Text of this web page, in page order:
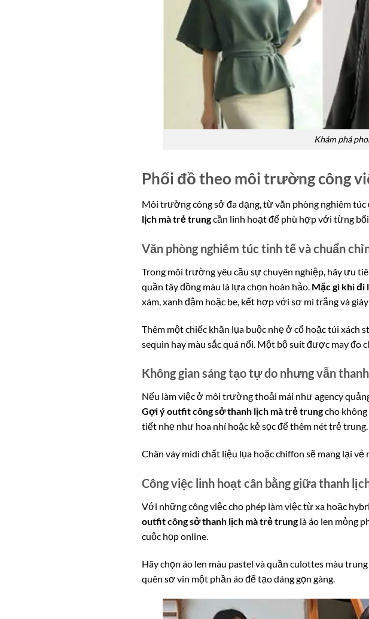
Khám phá
Phối đồ theo môi trường công
Môi trường công sở đa dạng, từ văn phòng nghiêm túc
lịch mà trẻ trungcần linh hoạt để phù hợp với từng
Văn phòng nghiêm túc tinh tế và chuẩn
Trong môi trường yêu cầu sự chuyên nghiệp, hãy ưu
quần tây đồng màu là lựa chọn hoàn hảo. Mặc gì khi đi
xám, xanh đậm hoặc be, kết hợp với sơ mi trắng và giày
Thêm một chiếc khăn lụa buộc nhẹ ở cổ hoặc túi xách
sequin hay màu sắc quá nổi. Một bộ suit được may đo
Không gian sáng tạo tự do nhưng vẫn
Nếu làm việc ở môi trường thoải mái như agency
Gợi ý outfit công sở thanh lịch mà trẻ trungcho không
tiết nhẹ như hoa nhí hoặc kẻ sọc để thêm nét trẻ trung.
Chân váy midi chất liệu lụa hoặc chiffon sẽ mang lại
Công việc linh hoạt cân bằng giữa thanh
Với những công việc cho phép làm việc từ xa hoặc
outfit công sở thanh lịch mà trẻ trunglà áo len mỏng
cuộc họp online.
Hãy chọn áo len màu pastel và quần culottes màu
quên sơ vin một phần áo để tạo dáng gọn gàng.